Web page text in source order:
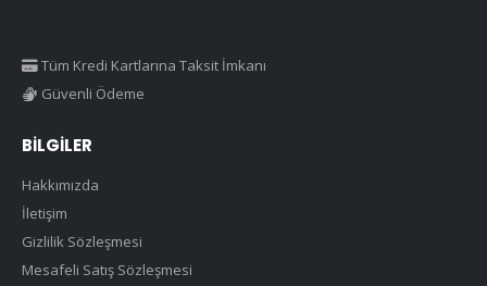
Tüm Kredi Kartlarına Taksit İmkanı
Güvenli Ödeme
BILGILER
Hakkımızda
İletişim
Gizlilik Sözleşmesi
Mesafeli Satış Sözleşmesi